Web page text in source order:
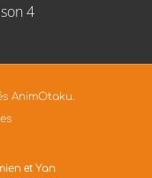
4
AnimOtaku.
et Yan